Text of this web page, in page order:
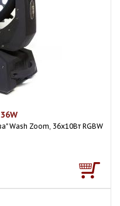
Wash Zoom, 36х10Вт RGBW